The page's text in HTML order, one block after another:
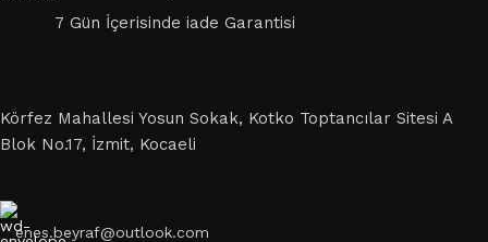
7 Gün İçerisinde iade Garantisi
Körfez Mahallesi Yosun Sokak, Kotko Toptancılar Sitesi A
Blok No.17, İzmit, Kocaeli
enes.beyraf@outlook.com